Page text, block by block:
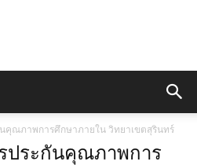
QA
คุณภาพการศึกษาภายใน วิทยาเขตสุรินทร์
ประกันคุณภาพการ